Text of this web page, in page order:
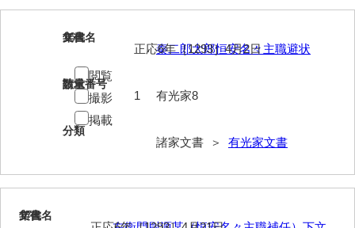
国守家文書
国行家文書
熊谷家文書
熊谷家文書（山口市）
熊野家文書（防府市）
倉橋家文書
栗林家文書
16
文書名
秦二郎太郎恒安名々主職避状
請求番号
有光家8
分類
諸家文書 ＞ 有光家文書
年代
正応6年［1293］4月2日
数量
1
閲覧
撮影
掲載
17
文書名
年代